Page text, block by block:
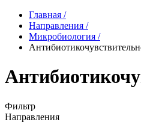
Главная /
Направления /
Микробиология /
Фильтр
Направления